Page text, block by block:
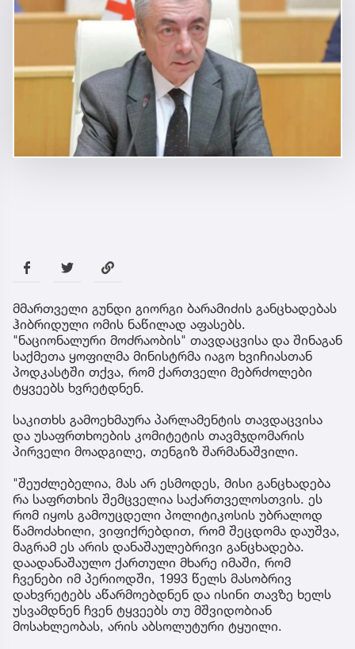
მმართველი გუნდი გიორგი ბარამიძის განცხადებას
ჰიბრიდული ომის ნაწილად აფასებს.
"ნაციონალური მოძრაობის" თავდაცვისა და შინაგან
საქმეთა ყოფილმა მინისტრმა იაგო ხვიჩიასთან
პოდკასტში თქვა, რომ ქართველი მებრძოლები
ტყვეებს ხვრეტდნენ.
საკითხს გამოეხმაურა პარლამენტის თავდაცვისა
და უსაფრთხოების კომიტეტის თავმჯდომარის
პირველი მოადგილე, თენგიზ შარმანაშვილი.
"შეუძლებელია, მას არ ესმოდეს, მისი განცხადება
რა საფრთხის შემცველია საქართველოსთვის. ეს
რომ იყოს გამოუცდელი პოლიტიკოსის უბრალოდ
წამოძახილი, ვიფიქრებდით, რომ შეცდომა დაუშვა,
მაგრამ ეს არის დანაშაულებრივი განცხადება.
დაადანაშაულო ქართული მხარე იმაში, რომ
ჩვენები იმ პერიოდში, 1993 წელს მასობრივ
დახვრეტებს აწარმოებდნენ და ისინი თავზე ხელს
უსვამდნენ ჩვენ ტყვეებს თუ მშვიდობიან
მოსახლეობას, არის აბსოლუტური ტყუილი.